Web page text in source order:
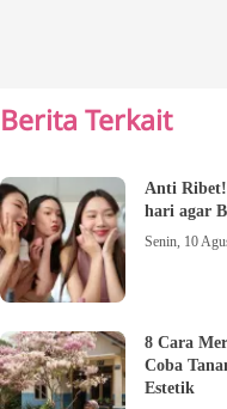
Berita Terkait
Anti
hari agar
Senin, 10
8 Cara
Coba
Estetik